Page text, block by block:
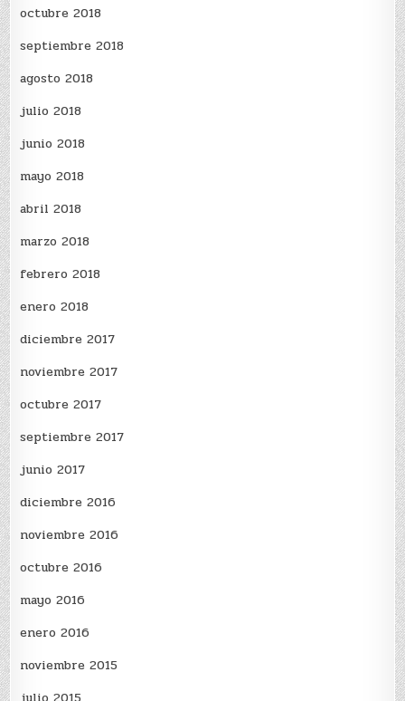
octubre 2018
septiembre 2018
agosto 2018
julio 2018
junio 2018
mayo 2018
abril 2018
marzo 2018
febrero 2018
enero 2018
diciembre 2017
noviembre 2017
octubre 2017
septiembre 2017
junio 2017
diciembre 2016
noviembre 2016
octubre 2016
mayo 2016
enero 2016
noviembre 2015